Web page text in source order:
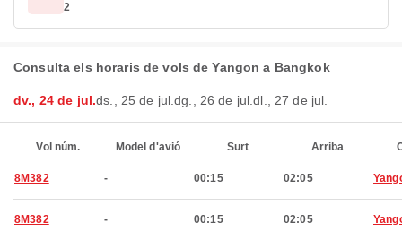
2
Consulta els horaris de vols de Yangon a Bangkok
dv., 24 de jul.ds., 25 de jul.dg., 26 de jul.dl., 27 de jul.
Vol núm. Model d'avió Surt Arriba
8M382 - 00:15 02:05
8M382 - 00:15 02:05